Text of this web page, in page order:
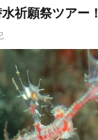
祈願祭ツアー！